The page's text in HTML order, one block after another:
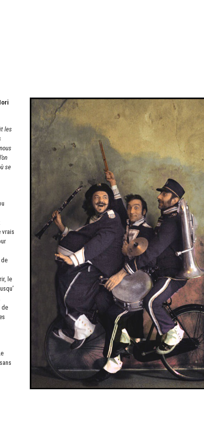
les
se
vrais
le
de
Previous